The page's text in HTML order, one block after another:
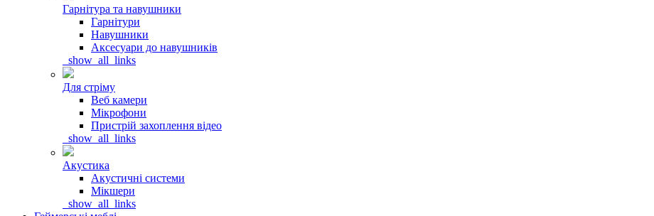
Гарнітура та навушники
Гарнітури
Навушники
Аксесуари до навушників
_show_all_links
Для стріму
Веб камери
Мікрофони
Пристрій захоплення відео
_show_all_links
Акустика
Акустичні системи
Мікшери
_show_all_links